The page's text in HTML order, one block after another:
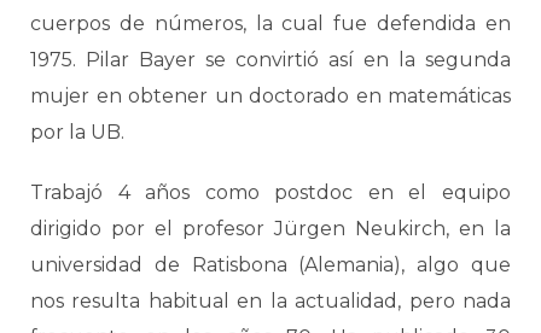
cuerpos de números, la cual fue defendida en
1975. Pilar Bayer se convirtió así en la segunda
mujer en obtener un doctorado en matemáticas
por la UB.
Trabajó 4 años como postdoc en el equipo
dirigido por el profesor Jürgen Neukirch, en la
universidad de Ratisbona (Alemania), algo que
nos resulta habitual en la actualidad, pero nada